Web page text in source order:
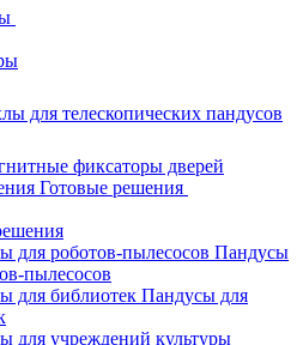
для телескопических пандусов
фиксаторы дверей
Готовые решения
Пандусы
пылесосов
Пандусы для